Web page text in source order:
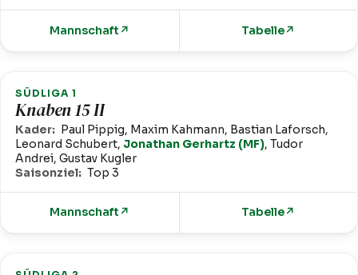
Mannschaft ↗ Tabelle↗
SÜDLIGA 1
Knaben 15 II
Kader: Paul Pippig, Maxim Kahmann, Bastian Laforsch,
Leonard Schubert, Jonathan Gerhartz (MF), Tudor
Andrei, Gustav Kugler
Saisonziel: Top 3
Mannschaft ↗ Tabelle↗